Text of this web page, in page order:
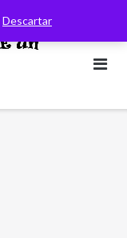
Descartar